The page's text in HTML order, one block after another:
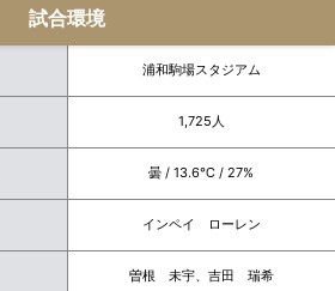
試合環境
浦和駒場スタジアム
1,725人
曇 / 13.6℃ / 27%
インペイ ローレン
曽根 未宇、吉田 瑞希